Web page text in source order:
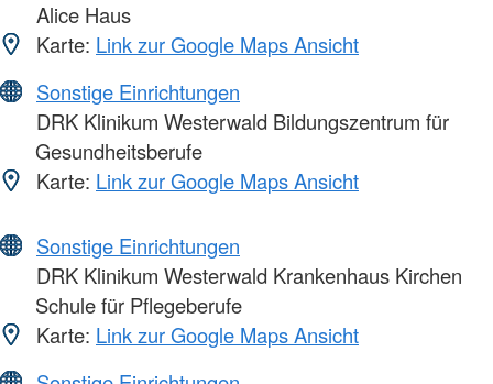
Alice Haus
Karte: Link zur Google Maps Ansicht
Sonstige Einrichtungen
DRK Klinikum Westerwald Bildungszentrum für
Gesundheitsberufe
Karte: Link zur Google Maps Ansicht
Sonstige Einrichtungen
DRK Klinikum Westerwald Krankenhaus Kirchen
Schule für Pflegeberufe
Karte: Link zur Google Maps Ansicht